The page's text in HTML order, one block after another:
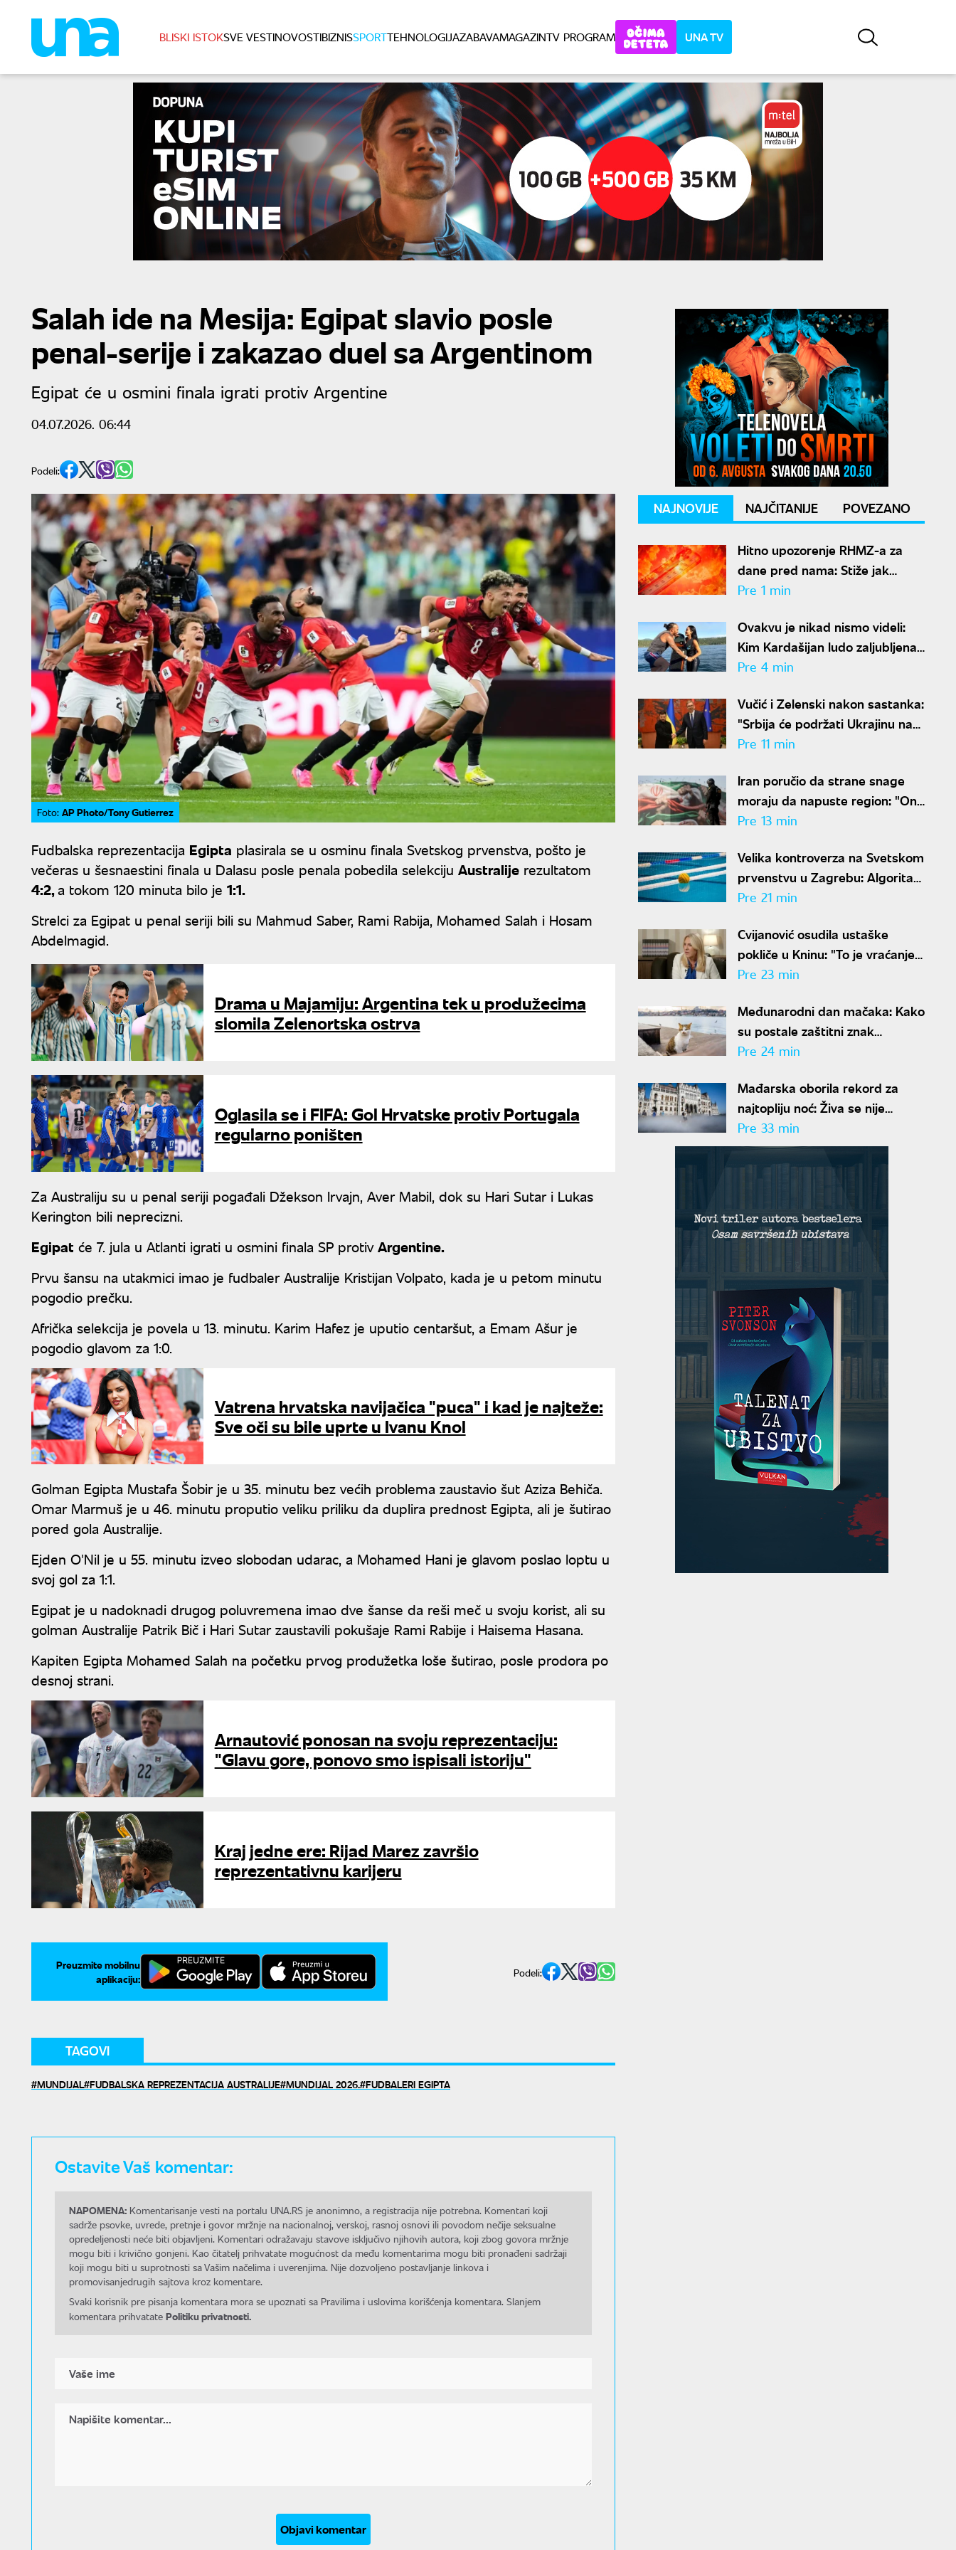
BLISKI ISTOKSVE VESTINOVOSTIBIZNISSPORTTEHNOLOGIJAZABAVAMAGAZINTV PROGRAM UNA TV
Salah ide na Mesija: Egipat slavio posle
penal-serije i zakazao duel sa Argentinom
Egipat će u osmini finala igrati protiv Argentine
04.07.2026. 06:44
Podeli:
Foto: AP Photo/Tony Gutierrez
Fudbalska reprezentacija Egipta plasirala se u osminu finala Svetskog prvenstva, pošto je
večeras u šesnaestini finala u Dalasu posle penala pobedila selekciju Australije rezultatom
4:2,a tokom 120 minuta bilo je 1:1.
Strelci za Egipat u penal seriji bili su Mahmud Saber, Rami Rabija, Mohamed Salah i Hosam
Abdelmagid.
Drama u Majamiju: Argentina tek u produžecima
slomila Zelenortska ostrva
Oglasila se i FIFA: Gol Hrvatske protiv Portugala
regularno poništen
Za Australiju su u penal seriji pogađali Džekson Irvajn, Aver Mabil, dok su Hari Sutar i Lukas
Kerington bili neprecizni.
Egipat će 7. jula u Atlanti igrati u osmini finala SP protivArgentine.
Prvu šansu na utakmici imao je fudbaler Australije Kristijan Volpato, kada je u petom minutu
pogodio prečku.
Afrička selekcija je povela u 13. minutu. Karim Hafez je uputio centaršut, a Emam Ašur je
pogodio glavom za 1:0.
Vatrena hrvatska navijačica "puca" i kad je najteže:
Sve oči su bile uprte u Ivanu Knol
Golman Egipta Mustafa Šobir je u 35. minutu bez većih problema zaustavio šut Aziza Behiča.
Omar Marmuš je u 46. minutu proputio veliku priliku da duplira prednost Egipta, ali je šutirao
pored gola Australije.
Ejden O'Nil je u 55. minutu izveo slobodan udarac, a Mohamed Hani je glavom poslao loptu u
svoj gol za 1:1.
Egipat je u nadoknadi drugog poluvremena imao dve šanse da reši meč u svoju korist, ali su
golman Australije Patrik Bič i Hari Sutar zaustavili pokušaje Rami Rabije i Haisema Hasana.
Kapiten Egipta Mohamed Salah na početku prvog produžetka loše šutirao, posle prodora po
desnoj strani.
Arnautović ponosan na svoju reprezentaciju:
"Glavu gore, ponovo smo ispisali istoriju"
Kraj jedne ere: Rijad Marez završio
reprezentativnu karijeru
Preuzmite mobilnu
aplikaciju:
Podeli:
TAGOVI
MUNDIJAL FUDBALSKA REPREZENTACIJA AUSTRALIJE MUNDIJAL 2026. FUDBALERI EGIPTA
Ostavite Vaš komentar:
NAPOMENA: Komentarisanje vesti na portalu UNA.RS je anonimno, a registracija nije potrebna. Komentari koji
sadrže psovke, uvrede, pretnje i govor mržnje na nacionalnoj, verskoj, rasnoj osnovi ili povodom nečije seksualne
opredeljenosti neće biti objavljeni. Komentari odražavaju stavove isključivo njihovih autora, koji zbog govora mržnje
mogu biti i krivično gonjeni. Kao čitatelj prihvatate mogućnost da među komentarima mogu biti pronađeni sadržaji
koji mogu biti u suprotnosti sa Vašim načelima i uverenjima. Nije dozvoljeno postavljanje linkova i
promovisanjedrugih sajtova kroz komentare.
Svaki korisnik pre pisanja komentara mora se upoznati sa Pravilima i uslovima korišćenja komentara. Slanjem
komentara prihvatate Politiku privatnosti.
Objavi komentar
NAJNOVIJE NAJČITANIJE POVEZANO
Hitno upozorenje RHMZ-a za
dane pred nama: Stiže jak
toplotni talas, Srbija pod
Pre 1 min
Ovakvu je nikad nismo videli:
Kim Kardašijan ludo zaljubljena
- Hamilton objavio nove
Pre 4 min
Vučić i Zelenski nakon sastanka:
"Srbija će podržati Ukrajinu na
evropskom putu, želimo veću
Pre 11 min
Iran poručio da strane snage
moraju da napuste region: "One
su glavni uzrok nesigurnosti"
Pre 13 min
Velika kontroverza na Svetskom
prvenstvu u Zagrebu: Algoritam
izbacio Crnu Goru uprkos
Pre 21 min
Cvijanović osudila ustaške
pokliče u Kninu: "To je vraćanje
u mračnu prošlost"
Pre 23 min
Međunarodni dan mačaka: Kako
su postale zaštitni znak
Istanbula
Pre 24 min
Mađarska oborila rekord za
najtopliju noć: Živa se nije
spustila ispod 27 stepeni
Pre 33 min